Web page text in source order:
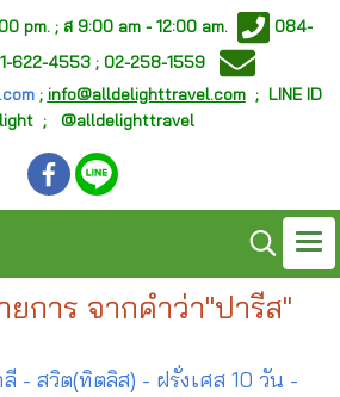
pm. ; ส 9:00 am - 12:00 am.
084-
622-4553 ; 02-258-1559
; info@alldelighttravel.com; LINE ID
; @alldelighttravel
การ จากคำว่า"ปารีส"
- สวิต(ทิตลิส) - ฝรั่งเศส 10 วัน -